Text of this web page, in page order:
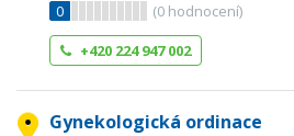
0
(0 hodnocení)
+420 224 947 002
Gynekologická ordinace